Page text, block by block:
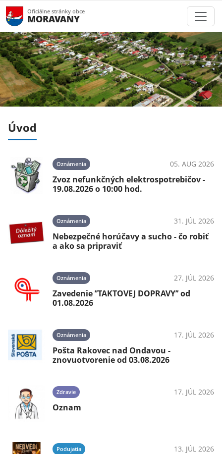
Oficiálne stránky obce
MORAVANY
Úvod
Oznámenia 05. AUG 2026
Zvoz nefunkčných elektrospotrebičov -
19.08.2026 o 10:00 hod.
Oznámenia 31. JÚL 2026
Nebezpečné horúčavy a sucho - čo robiť
a ako sa pripraviť
Oznámenia 27. JÚL 2026
Zavedenie ’’TAKTOVEJ DOPRAVY’’ od
01.08.2026
Oznámenia 17. JÚL 2026
Pošta Rakovec nad Ondavou -
znovuotvorenie od 03.08.2026
Zdravie 17. JÚL 2026
Oznam
Podujatia 13. JÚL 2026